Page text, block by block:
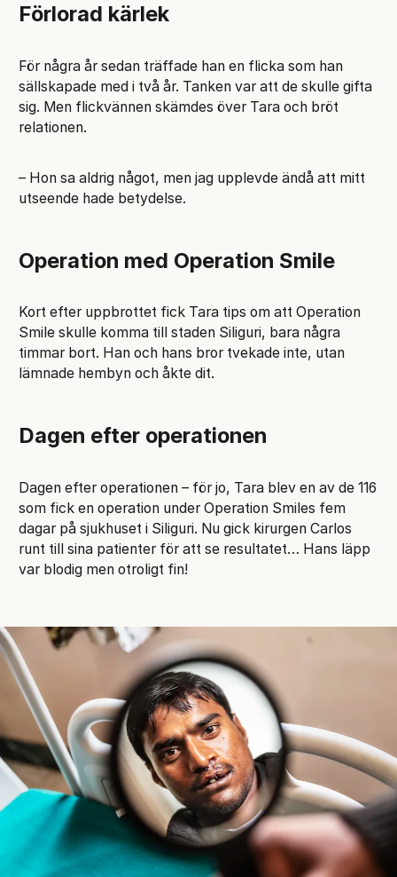
Förlorad kärlek
För några år sedan träffade han en flicka som han
sällskapade med i två år. Tanken var att de skulle gifta
sig. Men flickvännen skämdes över Tara och bröt
relationen.
– Hon sa aldrig något, men jag upplevde ändå att mitt
utseende hade betydelse.
Operation med Operation Smile
Kort efter uppbrottet fick Tara tips om att Operation
Smile skulle komma till staden Siliguri, bara några
timmar bort. Han och hans bror tvekade inte, utan
lämnade hembyn och åkte dit.
Dagen efter operationen
Dagen efter operationen – för jo, Tara blev en av de 116
som fick en operation under Operation Smiles fem
dagar på sjukhuset i Siliguri. Nu gick kirurgen Carlos
runt till sina patienter för att se resultatet… Hans läpp
var blodig men otroligt fin!